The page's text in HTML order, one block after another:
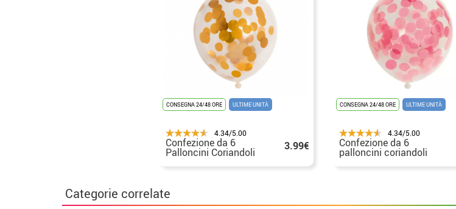
CONSEGNA 24/48 ORE ULTIME UNITÀ
4.34/5.00
Confezione da 6
Palloncini Coriandoli 3.99€
CONSEGNA 24/48 ORE ULTIME UNITÀ
4.34/5.00
Confezione da 6
palloncini coriandoli
rosa baby 30 cm
Categorie correlate